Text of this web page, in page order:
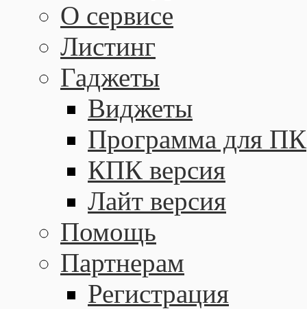
О сервисе
Листинг
Гаджеты
Виджеты
Программа для ПК
КПК версия
Лайт версия
Помощь
Партнерам
Регистрация